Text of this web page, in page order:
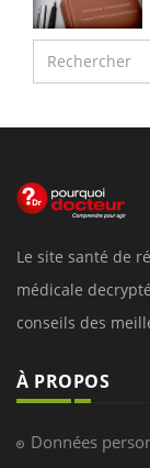
Le site santé de
médicale
conseils des
À PROPOS
Données